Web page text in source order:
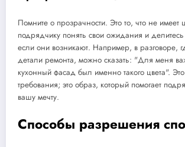
Помните о прозрачности. Это то, что не
подрядчику понять свои ожидания и
если они возникают. Например, в разговоре,
детали ремонта, можно сказать: "Для меня
кухонный фасад был именно такого цвета".
требования; это образ, который помогает
вашу мечту.
Способы разрешения